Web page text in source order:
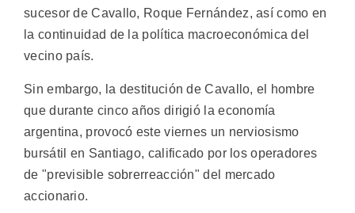
sucesor de Cavallo, Roque Fernández, así como en
la continuidad de la política macroeconómica del
vecino país.
Sin embargo, la destitución de Cavallo, el hombre
que durante cinco años dirigió la economía
argentina, provocó este viernes un nerviosismo
bursátil en Santiago, calificado por los operadores
de "previsible sobrerreacción" del mercado
accionario.